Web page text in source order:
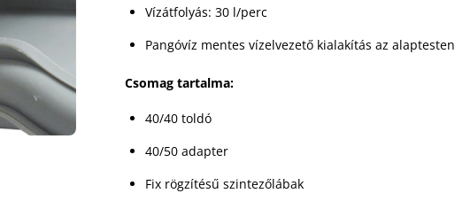
Vízátfolyás: 30 l/perc
Pangóvíz mentes vízelvezető kialakítás az alaptesten
Csomag tartalma:
40/40 toldó
40/50 adapter
Fix rögzítésű szintezőlábak